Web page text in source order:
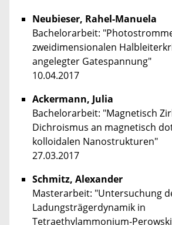
Neubieser, Rahel-Manuela
Bachelorarbeit:
zweidimensionalen
angelegter Gatespannung"
10.04.2017
Ackermann, Julia
Bachelorarbeit: "Magnetisch
Dichroismus an magnetisch
kolloidalen Nanostrukturen"
27.03.2017
Schmitz, Alexander
Masterarbeit: "Untersuchung
Ladungsträgerdynamik in
Tetraethylammonium-